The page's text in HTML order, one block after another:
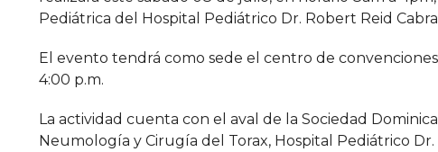
Pediátrica del Hospital Pediátrico Dr. Robert Reid
El evento tendrá como sede el centro de
4:00 p.m.
La actividad cuenta con el aval de la Sociedad
Neumología y Cirugía del Torax, Hospital Pediátrico